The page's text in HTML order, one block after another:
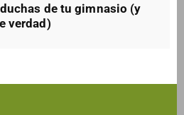
de tu gimnasio (y
verdad)